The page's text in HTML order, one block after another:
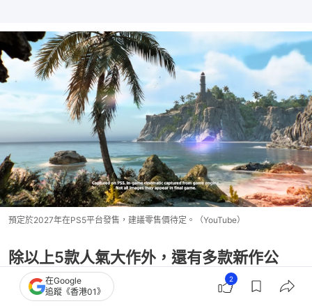
預定於2027年在PS5平台發售，建議零售價待定。（YouTube）
除以上5款人氣大作外，還有多款新作公
開： 在Google
追蹤《香港01》
2